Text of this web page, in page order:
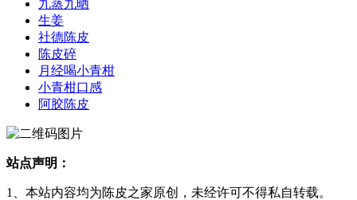
九蒸九晒
生姜
社德陈皮
陈皮碎
月经喝小青柑
小青柑口感
阿胶陈皮
站点声明：
1、本站内容均为陈皮之家原创，未经许可不得私自转载。